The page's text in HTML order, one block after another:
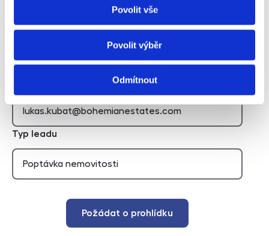
Povolit vše
Povolit výběr
Odmítnout
Nemovitost
Typ leadu
Požádat o prohlídku